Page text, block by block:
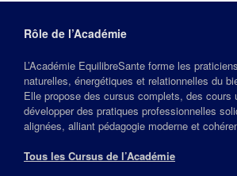
Rôle de l’Académie
L’Académie EquilibreSante forme les
naturelles, énergétiques et relationnelles du
Elle propose des cursus complets, des cours
développer des pratiques professionnelles
alignées, alliant pédagogie moderne et
Tous les Cursus de l’Académie